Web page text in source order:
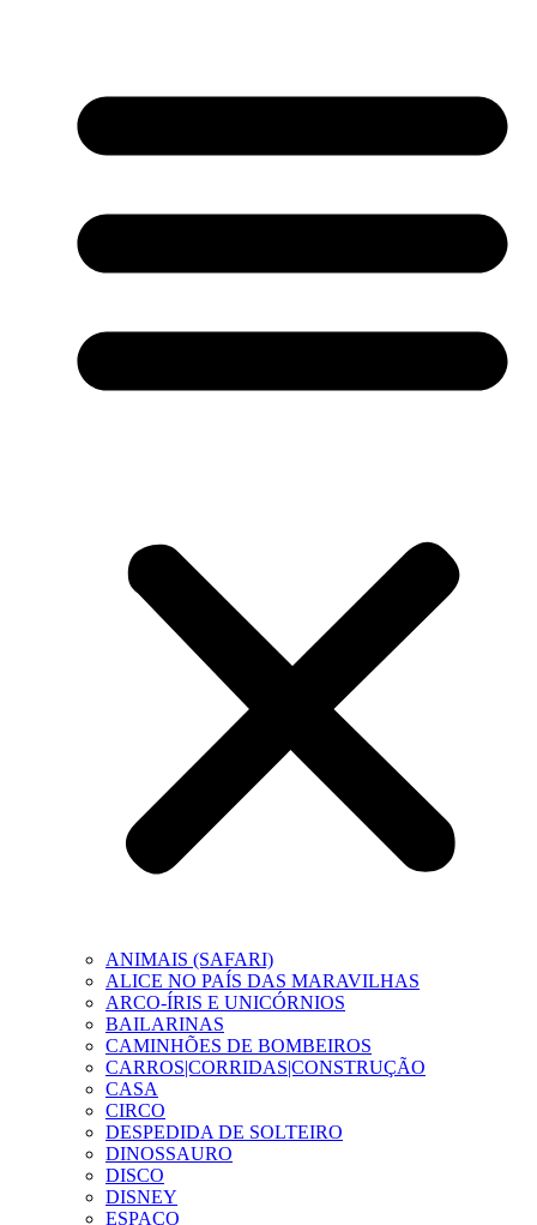
ANIMAIS (SAFARI)
ALICE NO PAÍS DAS MARAVILHAS
ARCO-ÍRIS E UNICÓRNIOS
BAILARINAS
CAMINHÕES DE BOMBEIROS
CARROS|CORRIDAS|CONSTRUÇÃO
CASA
CIRCO
DESPEDIDA DE SOLTEIRO
DINOSSAURO
DISCO
DISNEY
ESPAÇO